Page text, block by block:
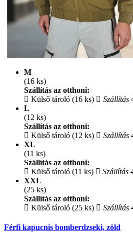
M
(16 ks)
Szállítás az otthoni:
Külső tároló (16 ks)
Szállítás
L
(12 ks)
Szállítás az otthoni:
Külső tároló (12 ks)
Szállítás
XL
(11 ks)
Szállítás az otthoni:
Külső tároló (11 ks)
Szállítás
XXL
(25 ks)
Szállítás az otthoni:
Külső tároló (25 ks)
Szállítás
Férfi kapucnis bomberdzseki, zöld